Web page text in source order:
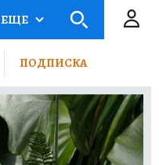
ЕЩЕ
ПОДПИСКА